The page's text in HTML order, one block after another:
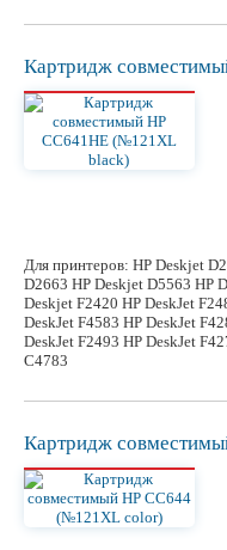
Картридж
Для принтеров: HP Deskjet
D2663 HP Deskjet D5563 HP
Deskjet F2420 HP DeskJet
DeskJet F4583 HP DeskJet
DeskJet F2493 HP DeskJet
C4783
Картридж